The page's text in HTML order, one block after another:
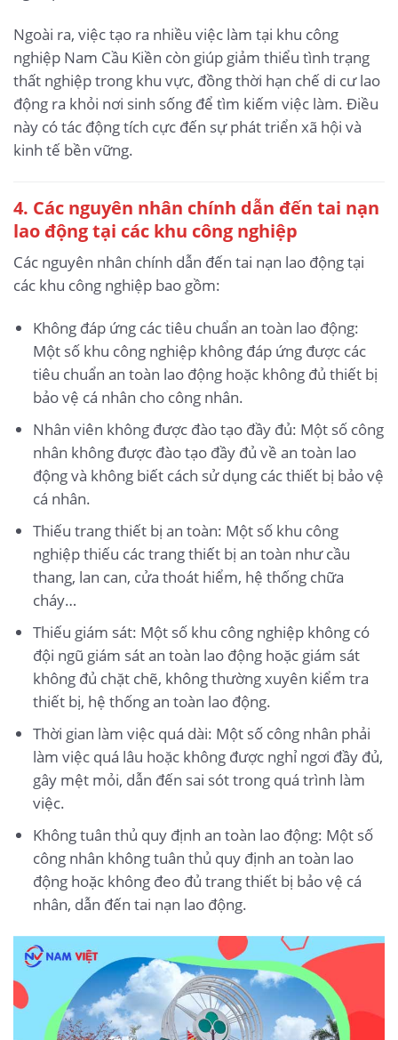
Ngoài ra, việc tạo ra nhiều việc làm tại khu công
nghiệp Nam Cầu Kiền còn giúp giảm thiểu tình trạng
thất nghiệp trong khu vực, đồng thời hạn chế di cư lao
động ra khỏi nơi sinh sống để tìm kiếm việc làm. Điều
này có tác động tích cực đến sự phát triển xã hội và
kinh tế bền vững.
4. Các nguyên nhân chính dẫn đến tai nạn
lao độngtại các khu công nghiệp
Các nguyên nhân chính dẫn đến tai nạn lao động tại
các khu công nghiệp bao gồm:
Không đáp ứng các tiêu chuẩn an toàn lao động:
Một số khu công nghiệp không đáp ứng được các
tiêu chuẩn an toàn lao động hoặc không đủ thiết bị
bảo vệ cá nhân cho công nhân.
Nhân viên không được đào tạo đầy đủ: Một số công
nhân không được đào tạo đầy đủ về an toàn lao
động và không biết cách sử dụng các thiết bị bảo vệ
cá nhân.
Thiếu trang thiết bị an toàn: Một số khu công
nghiệp thiếu các trang thiết bị an toàn như cầu
thang, lan can, cửa thoát hiểm, hệ thống chữa
cháy…
Thiếu giám sát: Một số khu công nghiệp không có
đội ngũ giám sát an toàn lao động hoặc giám sát
không đủ chặt chẽ, không thường xuyên kiểm tra
thiết bị, hệ thống an toàn lao động.
Thời gian làm việc quá dài: Một số công nhân phải
làm việc quá lâu hoặc không được nghỉ ngơi đầy đủ,
gây mệt mỏi, dẫn đến sai sót trong quá trình làm
việc.
Không tuân thủ quy định an toàn lao động: Một số
công nhân không tuân thủ quy định an toàn lao
động hoặc không đeo đủ trang thiết bị bảo vệ cá
nhân, dẫn đến tai nạn lao động.